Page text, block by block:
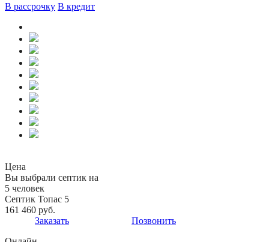
В рассрочку В кредит
Цена
Вы выбрали септик на
5 человек
Септик Топас 5
161 460 руб.
Заказать
Позвонить